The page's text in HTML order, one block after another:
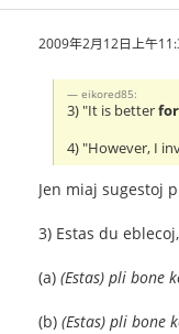
2009年2月12日上午
eikored85:
3) "It is betterfor
4) "However, I
Jen miaj sugestoj
3) Estas du
(a) (Estas) pli bone
(b) (Estas) pli bone